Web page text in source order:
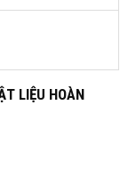
LIỆU HOÀN